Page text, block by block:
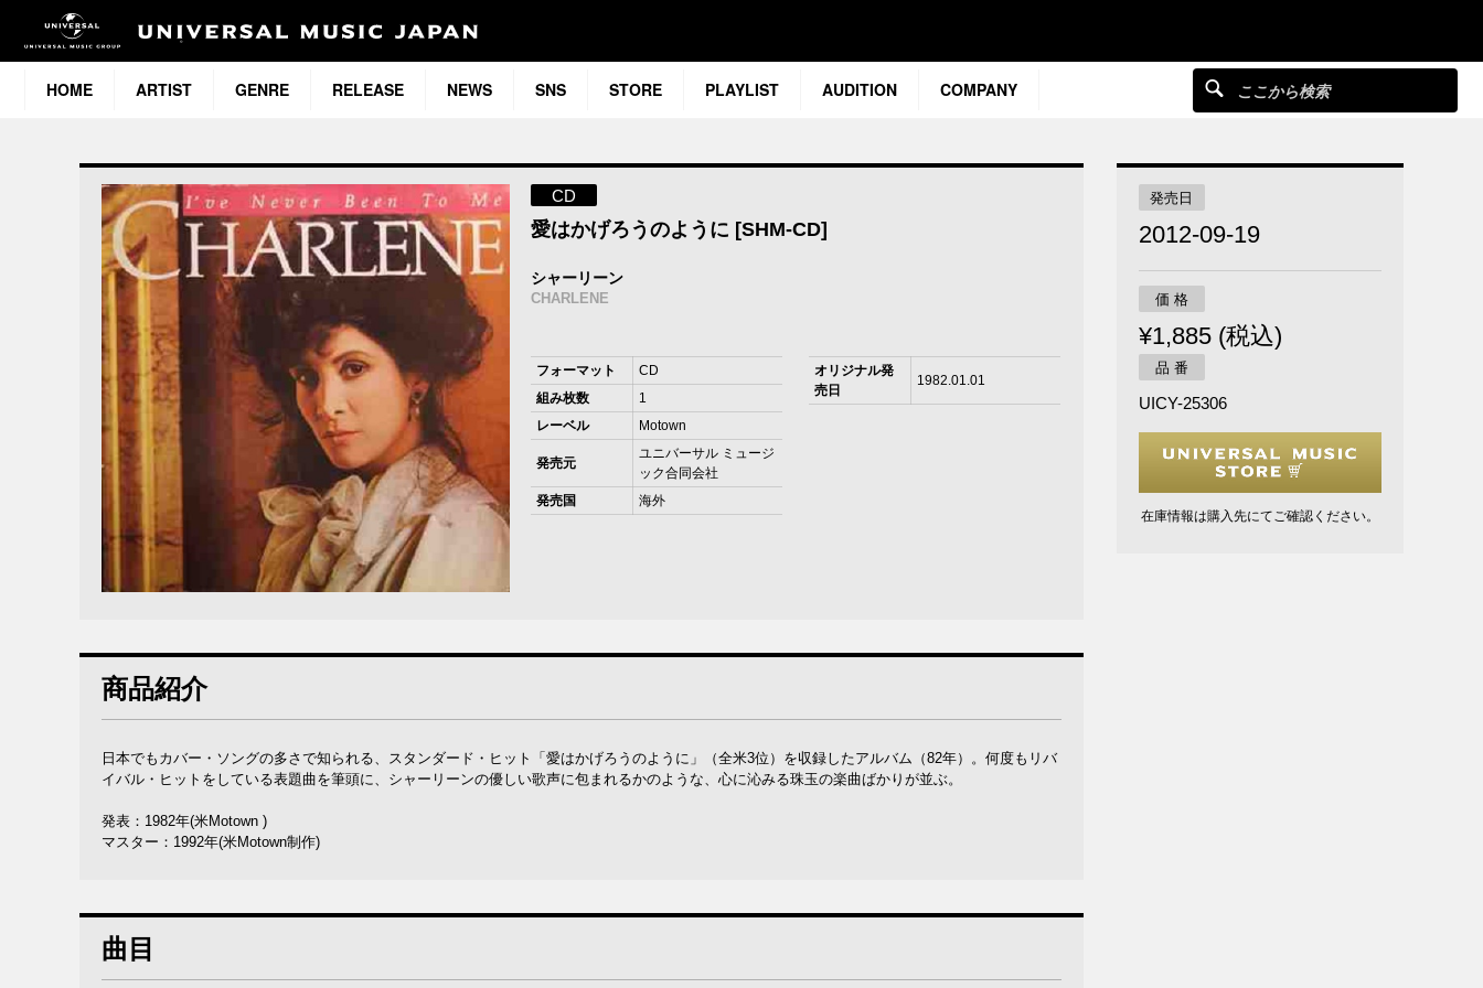
HOME ARTIST GENRE RELEASE NEWS SNS STORE PLAYLIST AUDITION COMPANY
CD
愛はかげろうのように [SHM-CD]
シャーリーン
CHARLENE
フォーマット
CD
組み枚数
1
レーベル
Motown
発売元
ユニバーサル ミュージ
ック合同会社
発売国
海外
オリジナル発
売日
1982.01.01
商品紹介
日本でもカバー・ソングの多さで知られる、スタンダード・ヒット「愛はかげろうのように」（全米3位）を収録したアルバム（82年）。何度もリバ
イバル・ヒットをしている表題曲を筆頭に、シャーリーンの優しい歌声に包まれるかのような、心に沁みる珠玉の楽曲ばかりが並ぶ。
発表：1982年(米Motown )
マスター：1992年(米Motown制作)
曲目
発売日
2012-09-19
価 格
¥1,885 (税込)
品 番
UICY-25306
在庫情報は購入先にてご確認ください。